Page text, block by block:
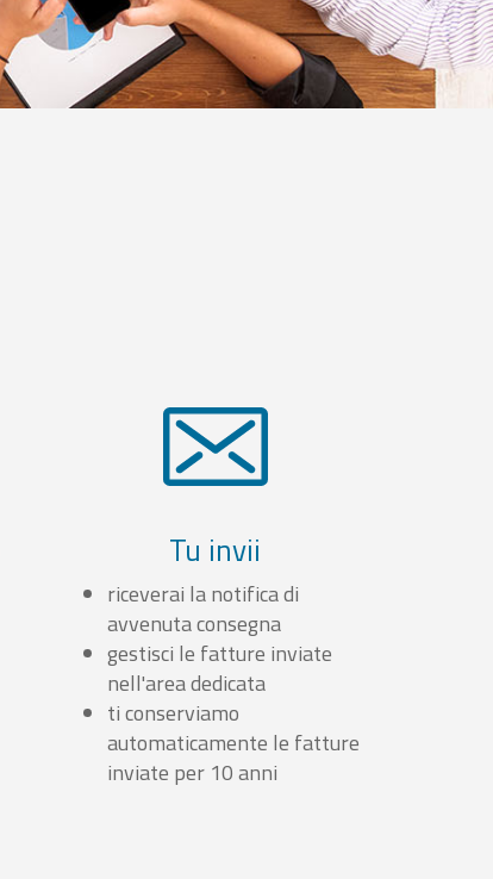
Tu invii
riceverai la notifica di
avvenuta consegna
gestisci le fatture inviate
nell'area dedicata
ti conserviamo
automaticamente le fatture
inviate per 10 anni